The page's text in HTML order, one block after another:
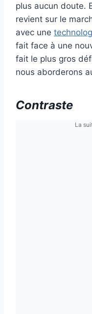
plus aucun doute.
revient sur le
avec une
fait face à une
fait le plus gros
nous aborderons
Contraste
La